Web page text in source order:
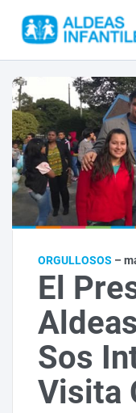
ORGULLOSOS –
El
Sos
Visita